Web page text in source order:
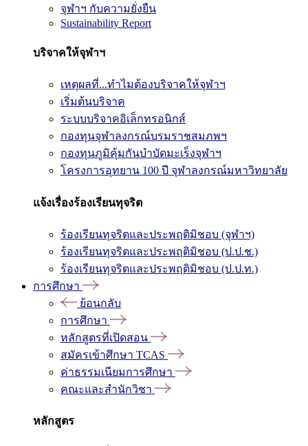
จุฬาฯ กับความยั่งยืน
Sustainability Report
บริจาคให้จุฬาฯ
เหตุผลที่...ทำไมต้องบริจาคให้จุฬาฯ
เริ่มต้นบริจาค
ระบบบริจาคอิเล็กทรอนิกส์
กองทุนจุฬาลงกรณ์บรมราชสมภพฯ
กองทุนภูมิคุ้มกันบำบัดมะเร็งจุฬาฯ
โครงการอุทยาน 100 ปี จุฬาลงกรณ์มหาวิทยาลัย
แจ้งเรื่องร้องเรียนทุจริต
ร้องเรียนทุจริตและประพฤติมิชอบ (จุฬาฯ)
ร้องเรียนทุจริตและประพฤติมิชอบ (ป.ป.ช.)
ร้องเรียนทุจริตและประพฤติมิชอบ (ป.ป.ท.)
การศึกษา
ย้อนกลับ
การศึกษา
หลักสูตรที่เปิดสอน
สมัครเข้าศึกษา TCAS
ค่าธรรมเนียมการศึกษา
คณะและสำนักวิชา
หลักสูตร